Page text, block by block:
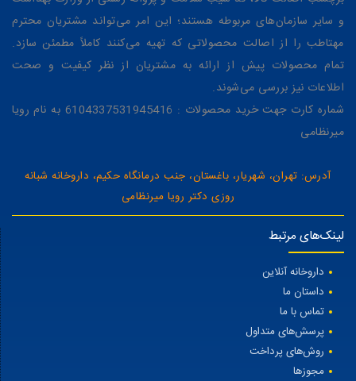
و سایر سازمان‌های مربوطه هستند؛ این امر می‌تواند مشتریان محترم
مهتاطب را از اصالت محصولاتی که تهیه می‌کنند کاملاً مطمئن سازد.
تمام محصولات پیش از ارائه به مشتریان از نظر کیفیت و صحت
اطلاعات نیز بررسی می‌شوند.
شماره کارت جهت خرید محصولات : 6104337531945416 به نام رویا
میرنظامی
آدرس: تهران، شهریار، باغستان، جنب درمانگاه حکیم، داروخانه شبانه
روزی دکتر رویا میرنظامی
لینک‌های مرتبط
داروخانه آنلاین
داستان ما
تماس با ما
پرسش‌های متداول
روش‌های پرداخت
مجوزها